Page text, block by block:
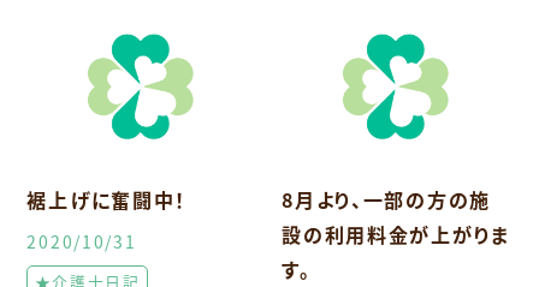
裾上げに奮闘中！
2020/10/31
★介護士日記
8月より、一部の方の施
設の利用料金が上がりま
す。